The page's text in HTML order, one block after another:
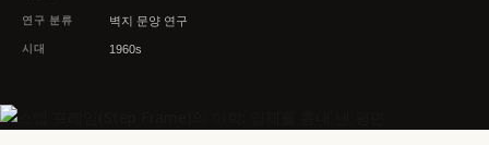
연구 분류 벽지 문양 연구
시대 1960s